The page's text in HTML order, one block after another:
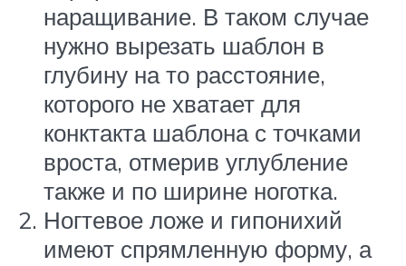
наращивание. В таком случае
нужно вырезать шаблон в
глубину на то расстояние,
которого не хватает для
конктакта шаблона с точками
вроста, отмерив углубление
также и по ширине ноготка.
Ногтевое ложе и гипонихий
имеют спрямленную форму, а